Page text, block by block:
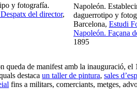
y fotografía.
del director,
Napoleón.
daguerrotipo y
Barcelona, Estudi
Napoleón. Façana
1895
queda de manifest amb la inauguració, el
destaca un taller de pintura, sales
fins a militars, comerciants, metges,